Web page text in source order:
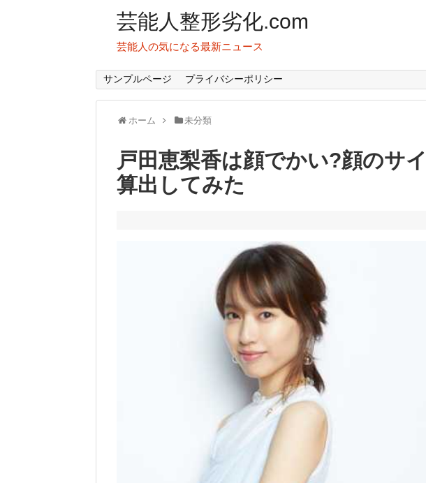
芸能人整形劣化.com
芸能人の気になる最新ニュース
サンプルページ プライバシーポリシー
ホーム 未分類
戸田恵梨香は顔でかい?顔のサ
算出してみた